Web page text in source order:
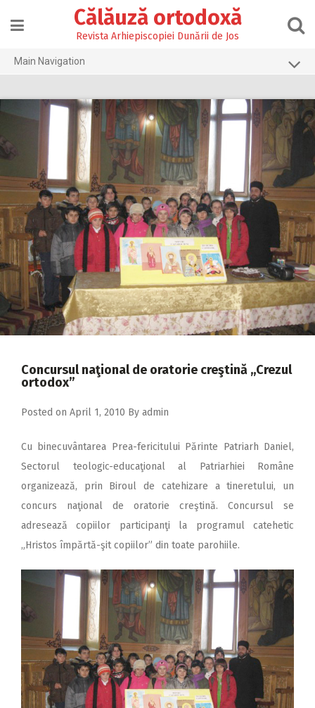
content
Călăuză ortodoxă
Revista Arhiepiscopiei Dunării de Jos
Main Navigation
2023
2022
2021
2020
2019
2018
2016
2013
2011
2010
Concursul naţional de oratorie creştină ,,Crezul
ortodox”
Posted on April 1, 2010 By admin
Cu binecuvântarea Prea-fericitului Părinte Patriarh Daniel,
Sectorul teologic-educaţional al Patriarhiei Române
organizează, prin Biroul de catehizare a tineretului, un
concurs naţional de oratorie creştină. Concursul se
adresează copiilor participanţi la programul catehetic
„Hristos împărtă-şit copiilor” din toate parohiile.